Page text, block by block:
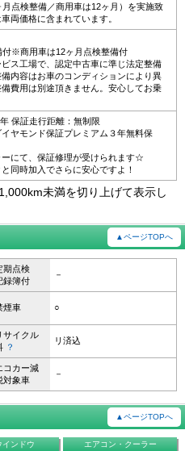
点検整備／商用車は12ヶ月）を実施致
両価格に含まれています。
付※商用車は12ヶ月点検整備付
ス工場で、認定中古車に準じ法定整備
内容はお車のコンディションにより異
費用は別途頂きません。安心してお乗
保証走行距離：無制限
ヤモンド保証プレミアム３年無料保
にて、保証修理が受けられます☆
同時加入でさらに安心ですよ！
未満を切り上げて表示し
▲ページTOPへ
期点検
録簿付
－
煙車 ○
サイクル
？
リ済込
コカー減
対象車
－
▲ページTOPへ
インドウ エアコン・クーラー